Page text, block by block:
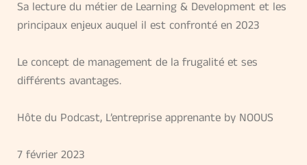
Sa lecture du métier de Learning & Development et les
principaux enjeux auquel il est confronté en 2023
Le concept de management de la frugalité et ses
différents avantages.
Hôte du Podcast, L’entreprise apprenante by NOOUS
7 février 2023